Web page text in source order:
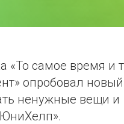
«То самое время и
опробовал новый
ненужные вещи и